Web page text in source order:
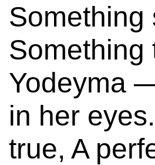
Something
Something
Yodeyma
in her
true, A